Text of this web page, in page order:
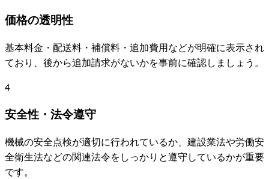
価格の透明性
基本料金・配送料・補償料・追加費用などが明確に表示され
ており、後から追加請求がないかを事前に確認しましょう。
4
安全性・法令遵守
機械の安全点検が適切に行われているか、建設業法や労働安
全衛生法などの関連法令をしっかりと遵守しているかが重要
です。